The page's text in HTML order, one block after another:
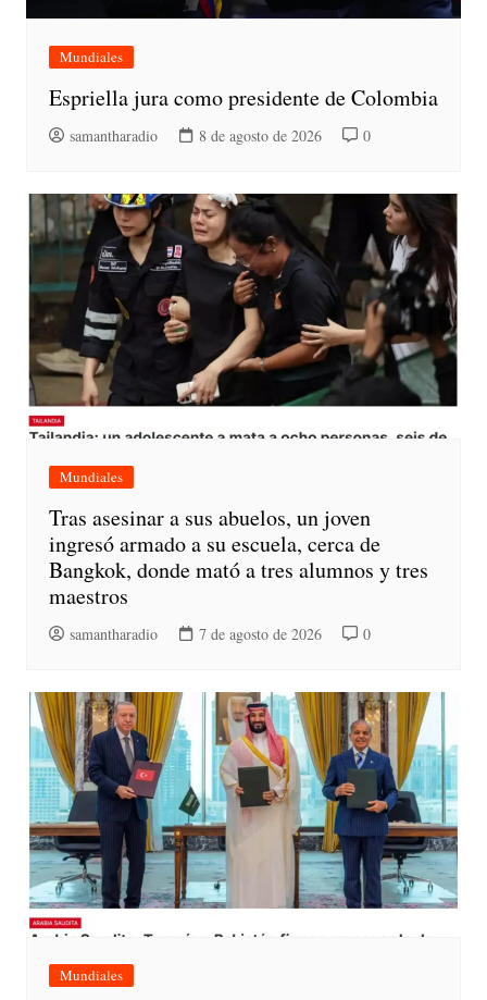
Mundiales
Espriella jura como presidente de Colombia
samantharadio 8 de agosto de 2026 0
Mundiales
Tras asesinar a sus abuelos, un joven
ingresó armado a su escuela, cerca de
Bangkok, donde mató a tres alumnos y tres
maestros
samantharadio 7 de agosto de 2026 0
Mundiales